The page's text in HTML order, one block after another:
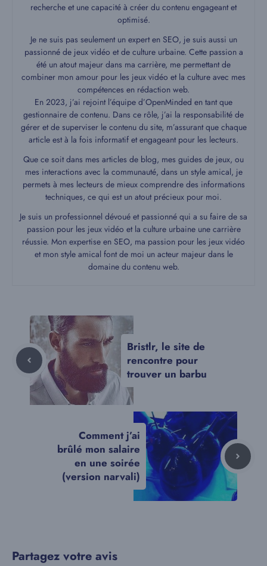
recherche et une capacité à créer du contenu engageant et
optimisé.
Je ne suis pas seulement un expert en SEO, je suis aussi un
passionné de jeux vidéo et de culture urbaine. Cette passion a
été un atout majeur dans ma carrière, me permettant de
combiner mon amour pour les jeux vidéo et la culture avec mes
compétences en rédaction web.
En 2023, j’ai rejoint l’équipe d’OpenMinded en tant que
gestionnaire de contenu. Dans ce rôle, j’ai la responsabilité de
gérer et de superviser le contenu du site, m’assurant que chaque
article est à la fois informatif et engageant pour les lecteurs.
Que ce soit dans mes articles de blog, mes guides de jeux, ou
mes interactions avec la communauté, dans un style amical, je
permets à mes lecteurs de mieux comprendre des informations
techniques, ce qui est un atout précieux pour moi.
Je suis un professionnel dévoué et passionné qui a su faire de sa
passion pour les jeux vidéo et la culture urbaine une carrière
réussie. Mon expertise en SEO, ma passion pour les jeux vidéo
et mon style amical font de moi un acteur majeur dans le
domaine du contenu web.
Bristlr, le site de
rencontre pour
trouver un barbu
Comment j’ai
brûlé mon salaire
en une soirée
(version narvali)
Partagez votre avis